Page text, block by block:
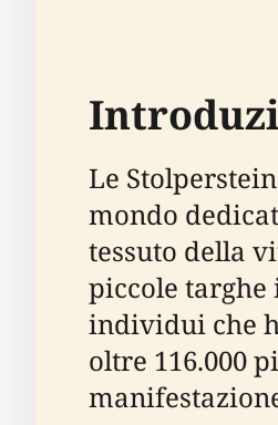
Le
mondo
tessuto della
piccole targhe
individui che
oltre 116.000